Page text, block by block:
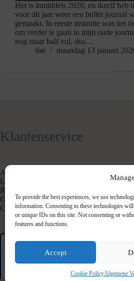
To provide the best experiences, we use
information. Consenting to these technologies
or unique IDs on this site. Not consenting or
features and functions.
Accept
Cookie PolicyAlgemene
Het is inmiddels 2020, en ikzelf heb
voor dit jaar weer een bullet journal
gemaakt. In eerste instantie was het
om verder te gaan in mijn oude
nog maar half vol, dus…
ilse
maandag 13 januari
Klantenservice
Algemene Voorwaarden
Levertijd & Verzendkosten
Retourneren
Garantie & Klachten
Contact